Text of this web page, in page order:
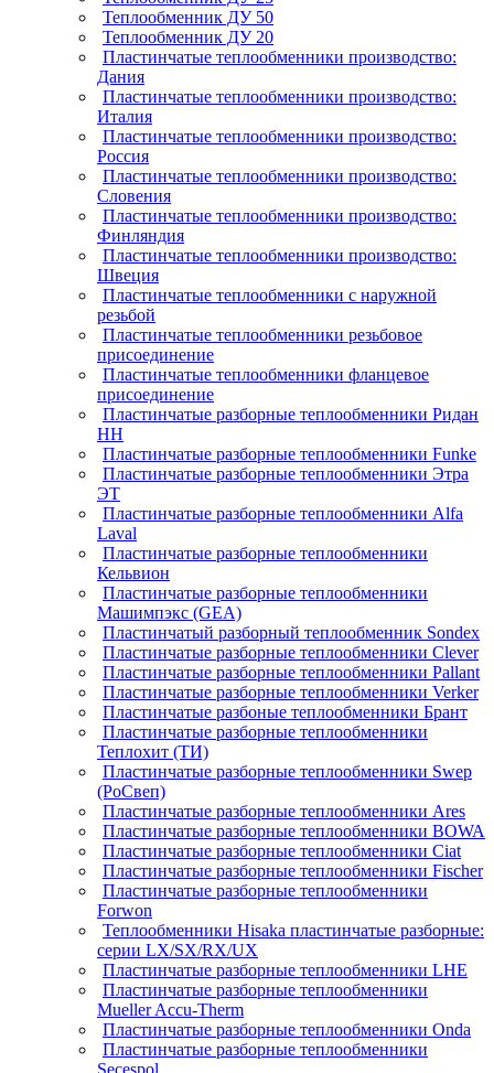
Теплообменник ДУ 50
Теплообменник ДУ 20
Пластинчатые теплообменники производство:
Дания
Пластинчатые теплообменники производство:
Италия
Пластинчатые теплообменники производство:
Россия
Пластинчатые теплообменники производство:
Словения
Пластинчатые теплообменники производство:
Финляндия
Пластинчатые теплообменники производство:
Швеция
Пластинчатые теплообменники с наружной
резьбой
Пластинчатые теплообменники резьбовое
присоединение
Пластинчатые теплообменники фланцевое
присоединение
Пластинчатые разборные теплообменники Ридан
НН
Пластинчатые разборные теплообменники Funke
Пластинчатые разборные теплообменники Этра
ЭТ
Пластинчатые разборные теплообменники Alfa
Laval
Пластинчатые разборные теплообменники
Кельвион
Пластинчатые разборные теплообменники
Машимпэкс (GEA)
Пластинчатый разборный теплообменник Sondex
Пластинчатые разборные теплообменники Clever
Пластинчатые разборные теплообменники Pallant
Пластинчатые разборные теплообменники Verker
Пластинчатые разбоные теплообменники Брант
Пластинчатые разборные теплообменники
Теплохит (ТИ)
Пластинчатые разборные теплообменники Swep
(РоСвеп)
Пластинчатые разборные теплообменники Ares
Пластинчатые разборные теплообменники BOWA
Пластинчатые разборные теплообменники Ciat
Пластинчатые разборные теплообменники Fischer
Пластинчатые разборные теплообменники
Forwon
Теплообменники Hisaka пластинчатые разборные:
серии LX/SX/RX/UX
Пластинчатые разборные теплообменники LHE
Пластинчатые разборные теплообменники
Mueller Accu-Therm
Пластинчатые разборные теплообменники Onda
Пластинчатые разборные теплообменники
Secespol